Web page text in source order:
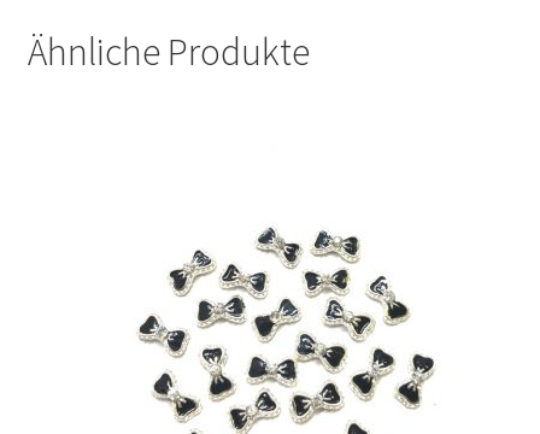
Ähnliche Produkte